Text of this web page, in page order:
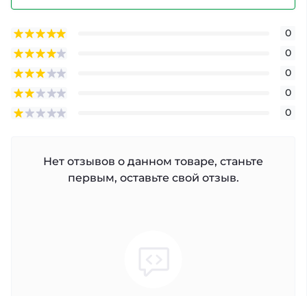
0
0
0
0
0
Нет отзывов о данном товаре, станьте
первым, оставьте свой отзыв.